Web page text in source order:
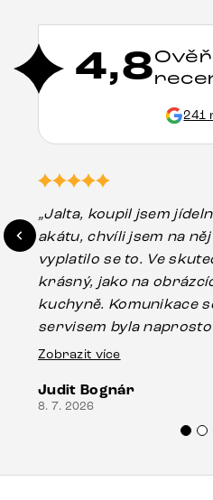
4,8
241
„Jalta, koupil jsem
akátu, chvíli jsem na
vyplatilo se to. Ve
krásný, jako na obrázcích. Je ozdobou naší
kuchyně. Komunikace
servisem byla
drobné poškození u
Vincze mi velmi
Doporučuji produkty
Zobrazit více
Judit Bognár
8. 7. 2026